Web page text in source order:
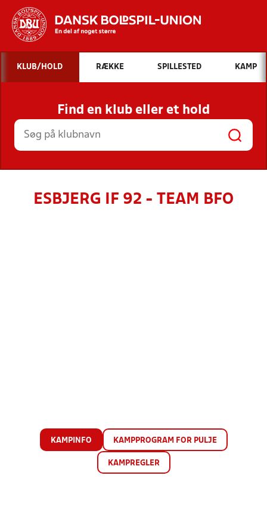
Hvad vil du søge efter?
INDHOLD OG NYHEDER
STILLINGER, RESULTATER, KLUBBER OG
HOLD
KLUB/HOLD RÆKKE SPILLESTED KAMP
Find en klub eller et hold
ESBJERG IF 92 - TEAM BFO
KAMPINFO KAMPPROGRAM FOR PULJE
KAMPREGLER